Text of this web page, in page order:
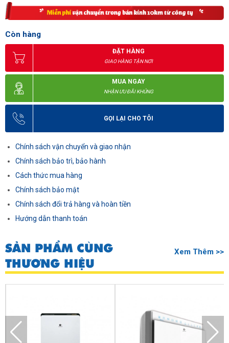
Còn hàng
ĐẶT HÀNG
GIAO HÀNG TẬN NƠI
MUA NGAY
NHẬN ƯU ĐÃI KHỦNG
GỌI LẠI CHO TÔI
Chính sách vận chuyển và giao nhận
Chính sách bảo trì, bảo hành
Cách thức mua hàng
Chính sách bảo mật
Chính sách đổi trả hàng và hoàn tiền
Hướng dẫn thanh toán
SẢN PHẨM CÙNG
THƯƠNG HIỆU
Xem Thêm >>